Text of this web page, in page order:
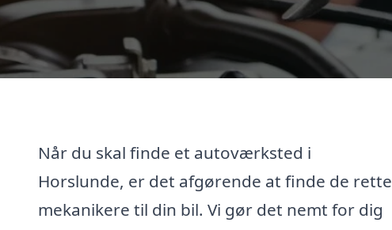
Når du skal finde et autoværksted i
Horslunde, er det afgørende at finde de rette
mekanikere til din bil. Vi gør det nemt for dig